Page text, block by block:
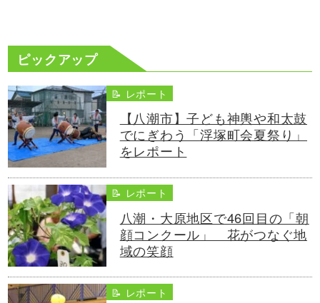
ピックアップ
📝 レポート
【八潮市】子ども神輿や和太鼓
でにぎわう「浮塚町会夏祭り」
をレポート
📝 レポート
八潮・大原地区で46回目の「朝
顔コンクール」 花がつなぐ地
域の笑顔
📝 レポート